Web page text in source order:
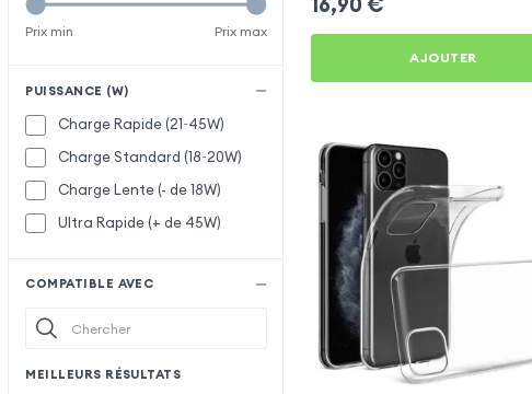
Prix min Prix max
PUISSANCE (W)
Charge Rapide (21~45W)
Charge Standard (18~20W)
Charge Lente (- de 18W)
Ultra Rapide (+ de 45W)
COMPATIBLE AVEC
MEILLEURS RÉSULTATS
AJOUTER